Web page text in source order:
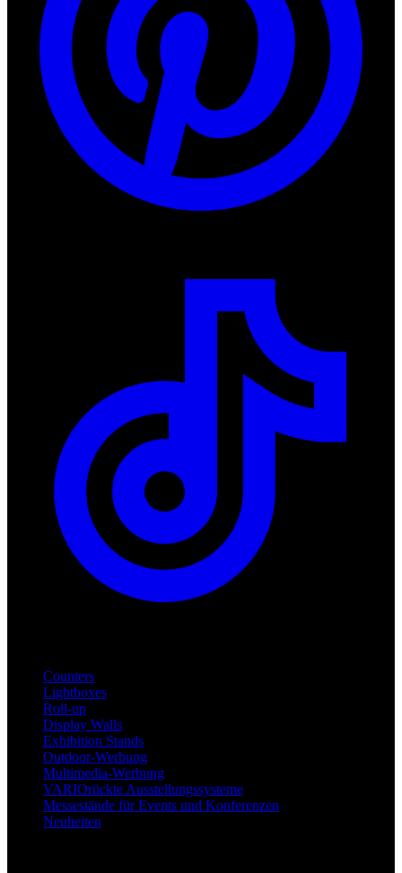
Counters
Lightboxes
Roll-up
Display Walls
Exhibition Stands
Outdoor-Werbung
Multimedia-Werbung
VARIOrückte Ausstellungssysteme
Messestände für Events und Konferenzen
Neuheiten